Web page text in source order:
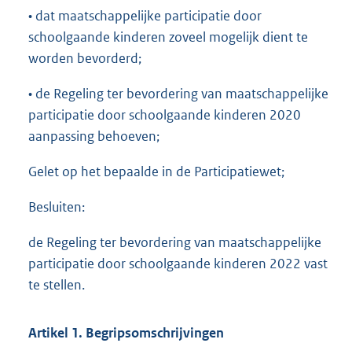
• dat maatschappelijke participatie door
schoolgaande kinderen zoveel mogelijk dient te
worden bevorderd;
• de Regeling ter bevordering van maatschappelijke
participatie door schoolgaande kinderen 2020
aanpassing behoeven;
Gelet op het bepaalde in de Participatiewet;
Besluiten:
de Regeling ter bevordering van maatschappelijke
participatie door schoolgaande kinderen 2022 vast
te stellen.
Artikel 1. Begripsomschrijvingen